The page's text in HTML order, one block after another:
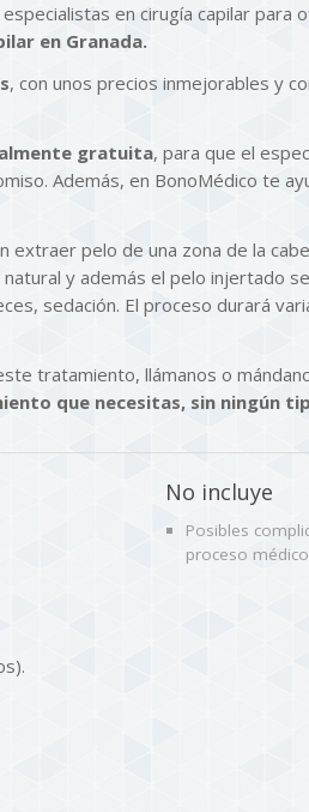
en cirugía capilar para
en Granada.
, con unos precios inmejorables y
gratuita, para que el
Además, en BonoMédico te
extraer pelo de una zona de la
y además el pelo injertado
sedación. El proceso durará
tratamiento, llámanos o
que necesitas, sin ningún
No incluye
Posibles
proceso